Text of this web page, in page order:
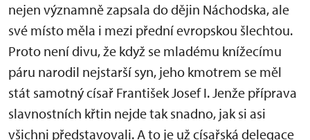
nejen významně zapsala do dějin Náchodska, ale
své místo měla i mezi přední evropskou šlechtou.
Proto není divu, že když se mladému knížecímu
páru narodil nejstarší syn, jeho kmotrem se měl
stát samotný císař František Josef I. Jenže příprava
slavnostních křtin nejde tak snadno, jak si asi
všichni představovali. A to je už císařská delegace